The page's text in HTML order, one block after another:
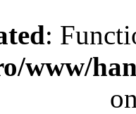
:
www/